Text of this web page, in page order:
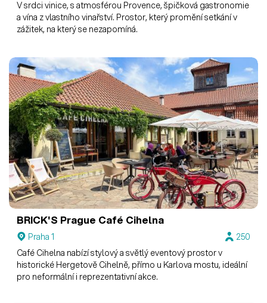
V srdci vinice, s atmosférou Provence, špičková gastronomie
a vína z vlastního vinařství. Prostor, který promění setkání v
zážitek, na který se nezapomíná.
BRICK'S Prague Café Cihelna
Praha 1
250
Café Cihelna nabízí stylový a světlý eventový prostor v
historické Hergetově Cihelně, přímo u Karlova mostu, ideální
pro neformální i reprezentativní akce.